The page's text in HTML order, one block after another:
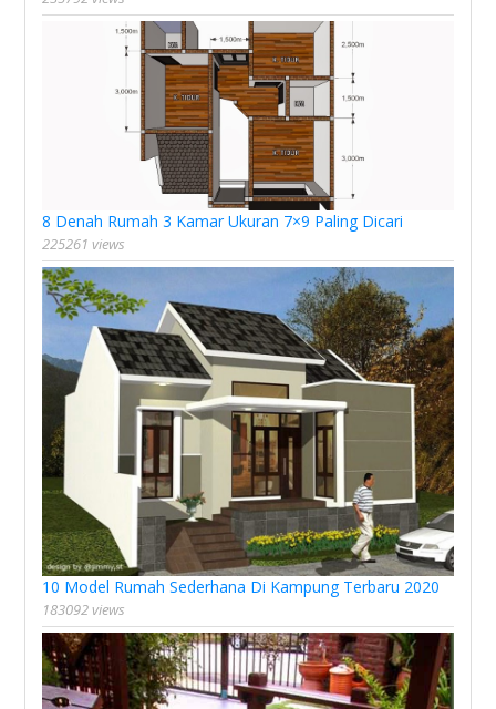
8 Denah Rumah 3 Kamar Ukuran 7×9 Paling Dicari
225261 views
10 Model Rumah Sederhana Di Kampung Terbaru 2020
183092 views